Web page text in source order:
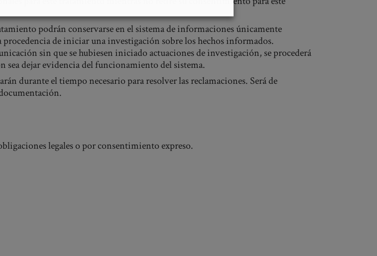
podrán conservarse en el sistema de informaciones únicamente
de iniciar una investigación sobre los hechos informados.
sin que se hubiesen iniciado actuaciones de investigación, se procederá
sea dejar evidencia del funcionamiento del sistema.
durante el tiempo necesario para resolver las reclamaciones. Será de
legales o por consentimiento expreso.